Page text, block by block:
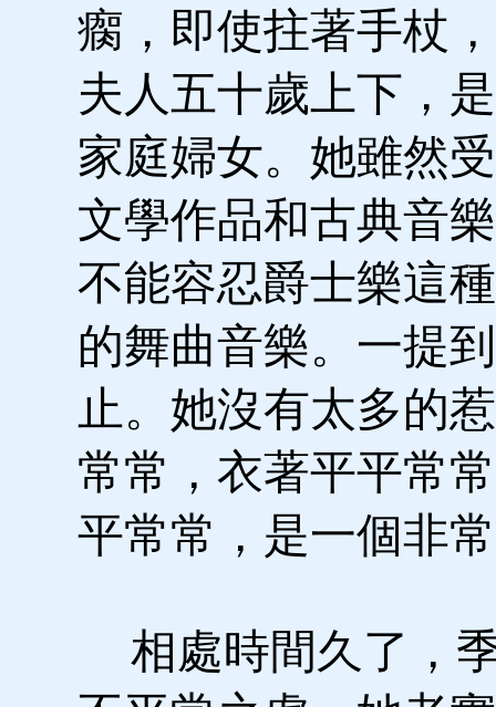
瘸，即使拄著手杖
夫人五十歲上下，
家庭婦女。她雖然
文學作品和古典音
不能容忍爵士樂這
的舞曲音樂。一提
止。她沒有太多的
常常，衣著平平常
平常常，是一個非
相處時間久了，